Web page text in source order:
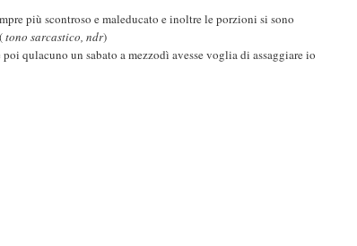
più scontroso e maleducato e inoltre le porzioni si sono
tono sarcastico, ndr)
qulacuno un sabato a mezzodì avesse voglia di assaggiare io